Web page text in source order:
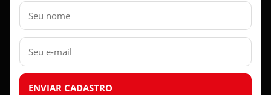
Nome
E-
mail
ENVIAR CADASTRO